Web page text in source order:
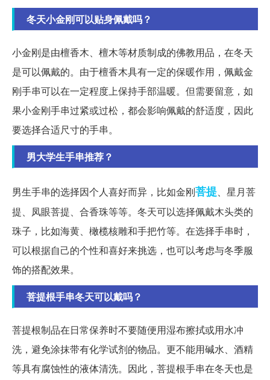
冬天小金刚可以贴身佩戴吗？
小金刚是由檀香木、檀木等材质制成的佛教用品，在冬天
是可以佩戴的。由于檀香木具有一定的保暖作用，佩戴金
刚手串可以在一定程度上保持手部温暖。但需要留意，如
果小金刚手串过紧或过松，都会影响佩戴的舒适度，因此
要选择合适尺寸的手串。
男大学生手串推荐？
男生手串的选择因个人喜好而异，比如金刚菩提、星月菩
提、凤眼菩提、合香珠等等。冬天可以选择佩戴木头类的
珠子，比如海黄、橄榄核雕和手把竹等。在选择手串时，
可以根据自己的个性和喜好来挑选，也可以考虑与冬季服
饰的搭配效果。
菩提根手串冬天可以戴吗？
菩提根制品在日常保养时不要随便用湿布擦拭或用水冲
洗，避免涂抹带有化学试剂的物品。更不能用碱水、酒精
等具有腐蚀性的液体清洗。因此，菩提根手串在冬天也是